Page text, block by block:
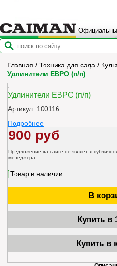
Главная / Техника для сада /
Удлинители ЕВРО (п/п)
Удлинители ЕВРО (п/п)
Артикул: 100116
Подробнее
900 руб
Предложение на сайте не является
менеджера.
Товар в наличии
В
Купить в
Купить в